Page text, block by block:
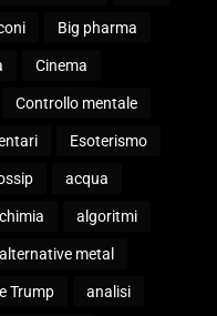
Big pharma
Cinema
Controllo mentale
Esoterismo
acqua
algoritmi
alternative metal
Trump analisi